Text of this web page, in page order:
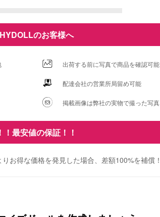
HYDOLLのお客様へ
出荷する前に写真で商品を確認可能
配達会社の営業所局留め可能
掲載画像は弊社の実物で撮った写真
！！最安値の保証！！
お得な価格を発見した場合、差額100%を補償！